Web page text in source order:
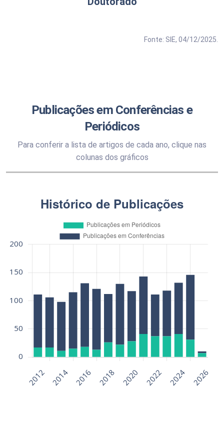
Fonte: SIE, 04/12/2025.
Publicações em Conferências e
Periódicos
Para conferir a lista de artigos de cada ano, clique nas
colunas dos gráficos